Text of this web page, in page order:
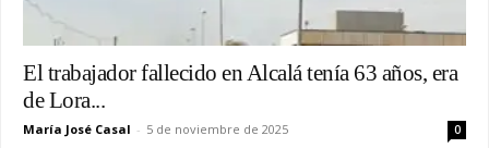
El trabajador fallecido en Alcalá tenía 63 años, era
de Lora...
María José Casal - 5 de noviembre de 2025 0